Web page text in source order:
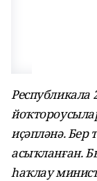
Республикала
иҫәпләнә. Бер
асыҡланған.
һаҡлау